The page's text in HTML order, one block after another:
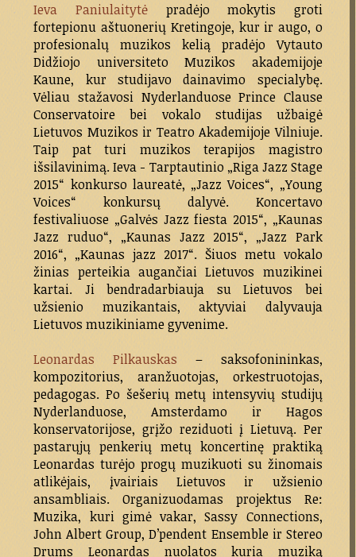
Ieva Paniulaitytėpradėjo mokytis groti
fortepionu aštuonerių Kretingoje, kur ir augo, o
profesionalų muzikos kelią pradėjo Vytauto
Didžiojo universiteto Muzikos akademijoje
Kaune, kur studijavo dainavimo specialybę.
Vėliau stažavosi Nyderlanduose Prince Clause
Conservatoire bei vokalo studijas užbaigė
Lietuvos Muzikos ir Teatro Akademijoje Vilniuje.
Taip pat turi muzikos terapijos magistro
išsilavinimą. Ieva - Tarptautinio „Riga Jazz Stage
2015“ konkurso laureatė, „Jazz Voices“, „Young
Voices“ konkursų dalyvė. Koncertavo
festivaliuose „Galvės Jazz fiesta 2015“, „Kaunas
Jazz ruduo“, „Kaunas Jazz 2015“, „Jazz Park
2016“, „Kaunas jazz 2017“. Šiuos metu vokalo
žinias perteikia augančiai Lietuvos muzikinei
kartai. Ji bendradarbiauja su Lietuvos bei
užsienio muzikantais, aktyviai dalyvauja
Lietuvos muzikiniame gyvenime.
Leonardas Pilkauskas – saksofonininkas,
kompozitorius, aranžuotojas, orkestruotojas,
pedagogas. Po šešerių metų intensyvių studijų
Nyderlanduose, Amsterdamo ir Hagos
konservatorijose, grįžo reziduoti į Lietuvą. Per
pastarųjų penkerių metų koncertinę praktiką
Leonardas turėjo progų muzikuoti su žinomais
atlikėjais, įvairiais Lietuvos ir užsienio
ansambliais. Organizuodamas projektus Re:
Muzika, kuri gimė vakar, Sassy Connections,
John Albert Group, D’pendent Ensemble ir Stereo
Drums Leonardas nuolatos kuria muziką